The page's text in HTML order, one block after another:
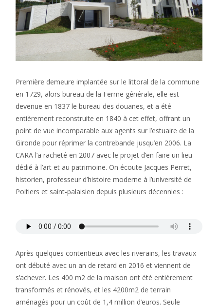
Première demeure implantée sur le littoral de la commune
en 1729, alors bureau de la Ferme générale, elle est
devenue en 1837 le bureau des douanes, et a été
entièrement reconstruite en 1840 à cet effet, offrant un
point de vue incomparable aux agents sur l’estuaire de la
Gironde pour réprimer la contrebande jusqu’en 2006. La
CARA l’a racheté en 2007 avec le projet d’en faire un lieu
dédié à l’art et au patrimoine. On écoute Jacques Perret,
historien, professeur d’histoire moderne à l’université de
Poitiers et saint-palaisien depuis plusieurs décennies :
Après quelques contentieux avec les riverains, les travaux
ont débuté avec un an de retard en 2016 et viennent de
s’achever. Les 400 m2 de la maison ont été entièrement
transformés et rénovés, et les 4200m2 de terrain
aménagés pour un coût de 1,4 million d’euros. Seule